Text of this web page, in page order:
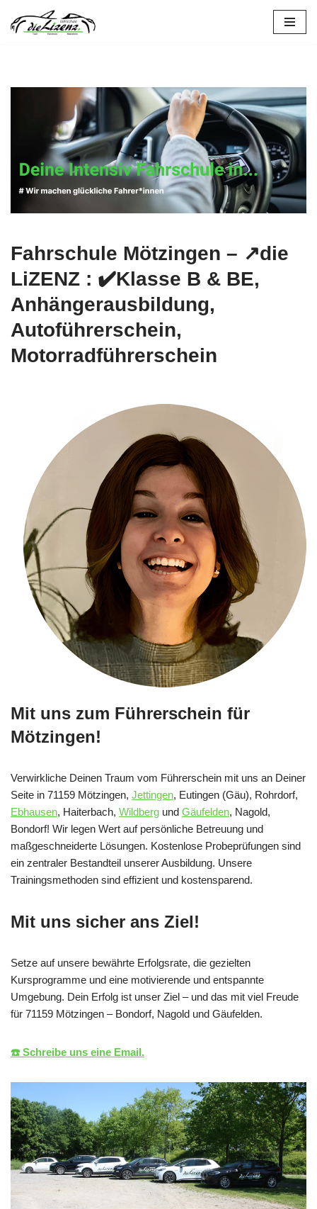
Fahrschule Mötzingen – ↗️die
LiZENZ : ✔️Klasse B & BE,
Anhängerausbildung,
Autoführerschein,
Motorradführerschein
Mit uns zum Führerschein für
Mötzingen!
Verwirkliche Deinen Traum vom Führerschein mit uns an Deiner
Seite in 71159 Mötzingen, Jettingen, Eutingen (Gäu), Rohrdorf,
Ebhausen, Haiterbach, Wildberg und Gäufelden, Nagold,
Bondorf! Wir legen Wert auf persönliche Betreuung und
maßgeschneiderte Lösungen. Kostenlose Probeprüfungen sind
ein zentraler Bestandteil unserer Ausbildung. Unsere
Trainingsmethoden sind effizient und kostensparend.
Mit uns sicher ans Ziel!
Setze auf unsere bewährte Erfolgsrate, die gezielten
Kursprogramme und eine motivierende und entspannte
Umgebung. Dein Erfolg ist unser Ziel – und das mit viel Freude
für 71159 Mötzingen – Bondorf, Nagold und Gäufelden.
☎️ Schreibe uns eine Email.